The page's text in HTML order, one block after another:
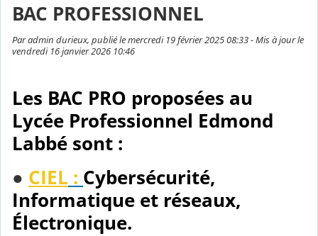
BAC PROFESSIONNEL
Par admin durieux, publié le mercredi 19 février 2025 08:33 - Mis à jour le
vendredi 16 janvier 2026 10:46
Les BAC PRO proposées au
Lycée Professionnel Edmond
Labbé sont :
● CIEL : Cybersécurité,
Informatique et réseaux,
Électronique.